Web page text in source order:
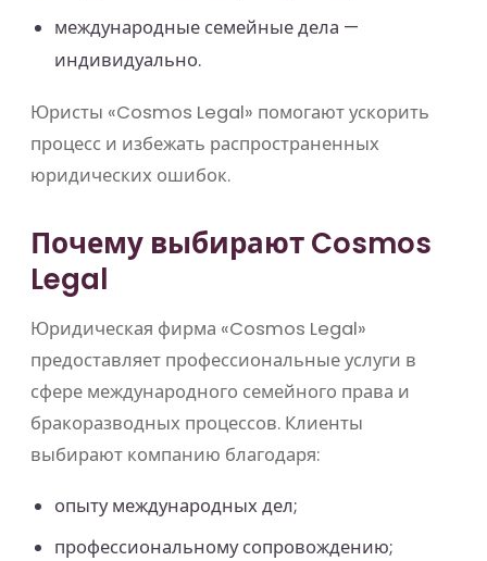
международные семейные дела —
индивидуально.
Юристы «Cosmos Legal» помогают ускорить
процесс и избежать распространенных
юридических ошибок.
Почему выбирают Cosmos
Legal
Юридическая фирма «Cosmos Legal»
предоставляет профессиональные услуги в
сфере международного семейного права и
бракоразводных процессов. Клиенты
выбирают компанию благодаря:
опыту международных дел;
профессиональному сопровождению;